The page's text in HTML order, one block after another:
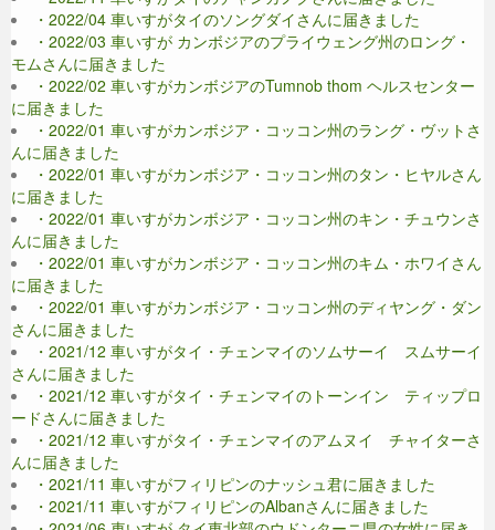
・2022/04 車いすがタイのソングダイさんに届きました
・2022/03 車いすが カンボジアのプライウェング州のロング・
モムさんに届きました
・2022/02 車いすがカンボジアのTumnob thom ヘルスセンター
に届きました
・2022/01 車いすがカンボジア・コッコン州のラング・ヴットさ
んに届きました
・2022/01 車いすがカンボジア・コッコン州のタン・ヒヤルさん
に届きました
・2022/01 車いすがカンボジア・コッコン州のキン・チュウンさ
んに届きました
・2022/01 車いすがカンボジア・コッコン州のキム・ホワイさん
に届きました
・2022/01 車いすがカンボジア・コッコン州のディヤング・ダン
さんに届きました
・2021/12 車いすがタイ・チェンマイのソムサーイ スムサーイ
さんに届きました
・2021/12 車いすがタイ・チェンマイのトーンイン ティップロ
ードさんに届きました
・2021/12 車いすがタイ・チェンマイのアムヌイ チャイターさ
んに届きました
・2021/11 車いすがフィリピンのナッシュ君に届きました
・2021/11 車いすがフィリピンのAlbanさんに届きました